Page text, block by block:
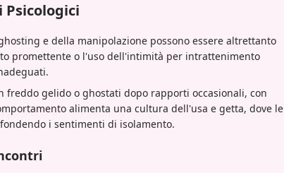
Psicologici
e della manipolazione possono essere altrettanto
promettente o l'uso dell'intimità per intrattenimento
gelido o ghostati dopo rapporti occasionali, con
alimenta una cultura dell'usa e getta, dove le
i sentimenti di isolamento.